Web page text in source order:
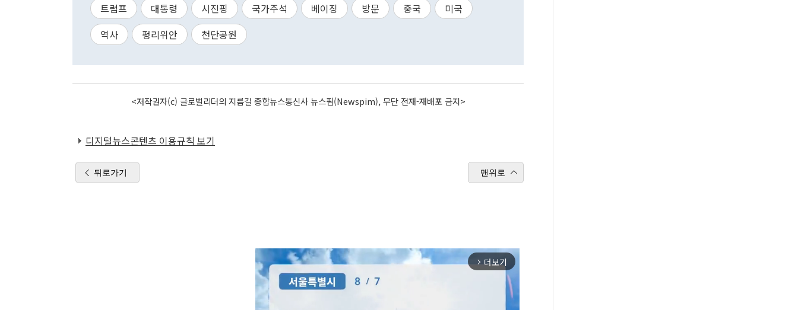
트럼프 대통령 시진핑 국가주석 베이징 방문 중국
미국
역사
펑리위안 천단공원
<저작권자(c) 글로벌리더의 지름길 종합뉴스통신사 뉴스핌(Newspim), 무단 전재-재배포 금지>
디지털뉴스콘텐츠 이용규칙 보기
뒤로가기 맨위로
arrow_forward_ios 더보기